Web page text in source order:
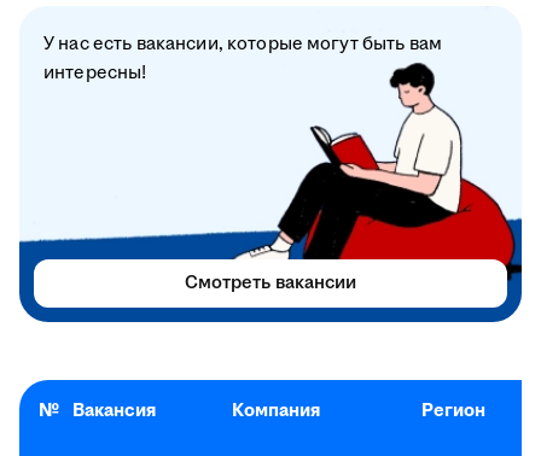
№ Вакансия Компания Регион
У нас есть вакансии, которые могут быть вам
интересны!
Смотреть вакансии